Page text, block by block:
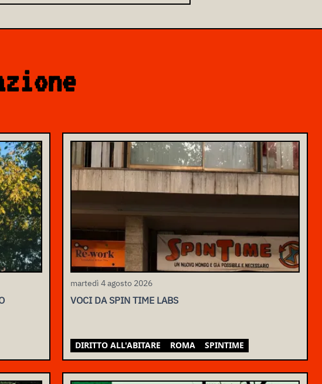
martedì 4 agosto 2026
VOCI DA SPIN TIME LABS
DIRITTO ALL'ABITARE ROMA SPINTIME